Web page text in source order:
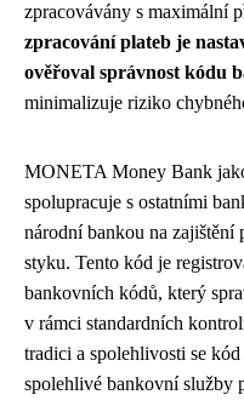
zpracovávány s maximální
zpracování plateb je
ověřoval správnost kódu
minimalizuje riziko
MONETA Money Bank
spolupracuje s ostatními
národní bankou na zajištění
styku. Tento kód je
bankovních kódů, který
v rámci standardních
tradici a spolehlivosti se
spolehlivé bankovní